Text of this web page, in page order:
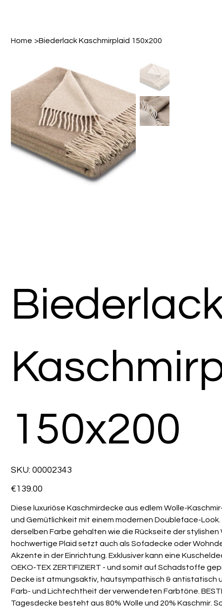
Home >Biederlack Kaschmirplaid 150x200
150x200
SKU: SKU
00002343
00002343
Price
€139.00
Diese luxuriöse Kaschmirdecke aus edlem Wolle-
und Gemütlichkeit mit einem modernen Doubleface-Look.
derselben Farbe gehalten wie die Rückseite der stylishen
hochwertige Plaid setzt auch als Sofadecke oder
Akzente in der Einrichtung. Exklusiver kann eine
OEKO-TEX ZERTIFIZIERT - und somit auf Schadstoffe
Decke ist atmungsaktiv, hautsympathisch & antistatisch
Farb- und Lichtechtheit der verwendeten Farbtöne. BESTE
Tagesdecke besteht aus 80% Wolle und 20% Kaschmir.